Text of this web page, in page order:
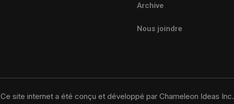
Archive
Nous joindre
Ce site internet a été conçu et développé par Chameleon Ideas Inc.